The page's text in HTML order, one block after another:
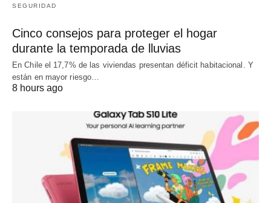
SEGURIDAD
Cinco consejos para proteger el hogar
durante la temporada de lluvias
En Chile el 17,7% de las viviendas presentan déficit habitacional. Y
están en mayor riesgo…
8 hours ago